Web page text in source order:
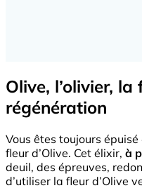
Olive, l’olivier,
régénération
Vous êtes toujours
fleur d’Olive. Cet élixir, à
deuil, des épreuves,
d’utiliser la fleur d’Olive